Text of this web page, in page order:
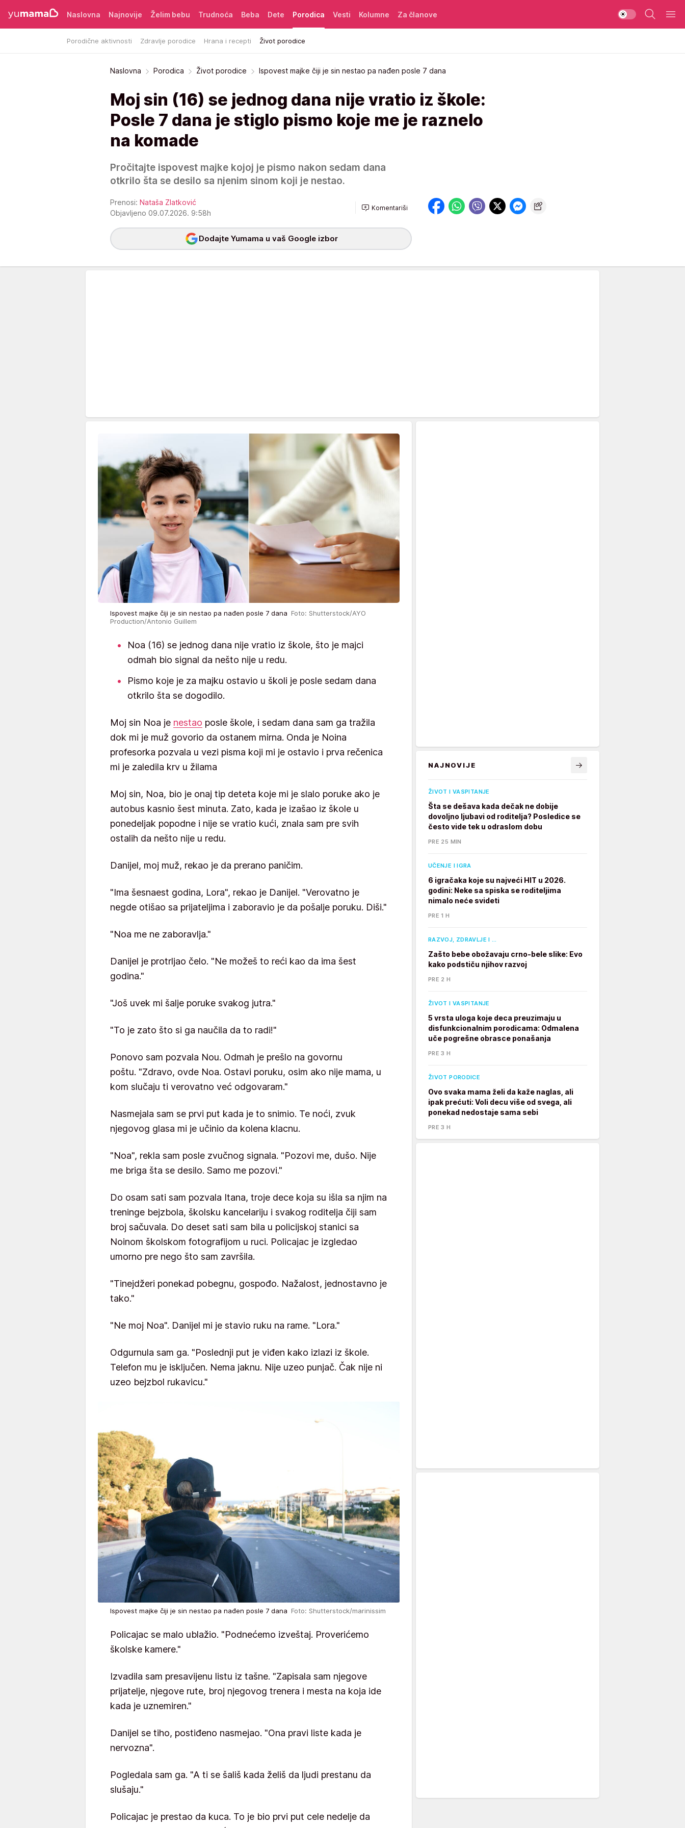
Naslovna Najnovije Želim bebu Trudnoća Beba Dete Porodica
Porodične aktivnosti Zdravlje porodice Hrana i recepti Život porodice
Vesti Kolumne Za članove
Naslovna Porodica Život porodice Ispovest majke čiji je sin nestao pa nađen posle 7 dana
Moj sin (16) se jednog dana nije vratio iz škole:
Posle 7 dana je stiglo pismo koje me je raznelo
na komade
Pročitajte ispovest majke kojoj je pismo nakon sedam dana
otkrilo šta se desilo sa njenim sinom koji je nestao.
Prenosi: Nataša Zlatković
Objavljeno 09.07.2026. 9:58h
Komentariši
Dodajte Yumama u vaš Google izbor
Ispovest majke čiji je sin nestao pa nađen posle 7 dana Foto: Shutterstock/AYO
Production/Antonio Guillem
Noa (16) se jednog dana nije vratio iz škole, što je majci
odmah bio signal da nešto nije u redu.
Pismo koje je za majku ostavio u školi je posle sedam dana
otkrilo šta se dogodilo.
Moj sin Noa je nestao posle škole, i sedam dana sam ga tražila
dok mi je muž govorio da ostanem mirna. Onda je Noina
profesorka pozvala u vezi pisma koji mi je ostavio i prva rečenica
mi je zaledila krv u žilama
Moj sin, Noa, bio je onaj tip deteta koje mi je slalo poruke ako je
autobus kasnio šest minuta. Zato, kada je izašao iz škole u ​​
ponedeljak popodne i nije se vratio kući, znala sam pre svih
ostalih da nešto nije u redu.
Danijel, moj muž, rekao je da prerano paničim.
"Ima šesnaest godina, Lora", rekao je Danijel. "Verovatno je
negde otišao sa prijateljima i zaboravio je da pošalje poruku. Diši."
"Noa me ne zaboravlja."
Danijel je protrljao čelo. "Ne možeš to reći kao da ima šest
godina."
"Još uvek mi šalje poruke svakog jutra."
"To je zato što si ga naučila da to radi!"
Ponovo sam pozvala Nou. Odmah je prešlo na govornu
poštu. "Zdravo, ovde Noa. Ostavi poruku, osim ako nije mama, u
kom slučaju ti verovatno već odgovaram."
Nasmejala sam se prvi put kada je to snimio. Te noći, zvuk
njegovog glasa mi je učinio da kolena klacnu.
"Noa", rekla sam posle zvučnog signala. "Pozovi me, dušo. Nije
me briga šta se desilo. Samo me pozovi."
Do osam sati sam pozvala Itana, troje dece koja su išla sa njim na
treninge bejzbola, školsku kancelariju i svakog roditelja čiji sam
broj sačuvala. Do deset sati sam bila u policijskoj stanici sa
Noinom školskom fotografijom u ruci. Policajac je izgledao
umorno pre nego što sam završila.
"Tinejdžeri ponekad pobegnu, gospođo. Nažalost, jednostavno je
tako."
"Ne moj Noa". Danijel mi je stavio ruku na rame. "Lora."
Odgurnula sam ga. "Poslednji put je viđen kako izlazi iz škole.
Telefon mu je isključen. Nema jaknu. Nije uzeo punjač. Čak nije ni
uzeo bejzbol rukavicu."
Ispovest majke čiji je sin nestao pa nađen posle 7 dana Foto: Shutterstock/marinissim
Policajac se malo ublažio. "Podnećemo izveštaj. Proverićemo
školske kamere."
Izvadila sam presavijenu listu iz tašne. "Zapisala sam njegove
prijatelje, njegove rute, broj njegovog trenera i mesta na koja ide
kada je uznemiren."
Danijel se tiho, postiđeno nasmejao. "Ona pravi liste kada je
nervozna".
Pogledala sam ga. "A ti se šališ kada želiš da ljudi prestanu da
slušaju."
Policajac je prestao da kuca. To je bio prvi put cele nedelje da
NAJNOVIJE
ŽIVOT I VASPITANJE
Šta se dešava kada dečak ne dobije
dovoljno ljubavi od roditelja? Posledice se
često vide tek u odraslom dobu
PRE 25 MIN
UČENJE I IGRA
6 igračaka koje su najveći HIT u 2026.
godini: Neke sa spiska se roditeljima
nimalo neće svideti
PRE 1 H
RAZVOJ, ZDRAVLJE I …
Zašto bebe obožavaju crno-bele slike: Evo
kako podstiču njihov razvoj
PRE 2 H
ŽIVOT I VASPITANJE
5 vrsta uloga koje deca preuzimaju u
disfunkcionalnim porodicama: Odmalena
uče pogrešne obrasce ponašanja
PRE 3 H
ŽIVOT PORODICE
Ovo svaka mama želi da kaže naglas, ali
ipak prećuti: Voli decu više od svega, ali
ponekad nedostaje sama sebi
PRE 3 H